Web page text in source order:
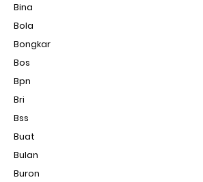
Bina
Bola
Bongkar
Bos
Bpn
Bri
Bss
Buat
Bulan
Buron